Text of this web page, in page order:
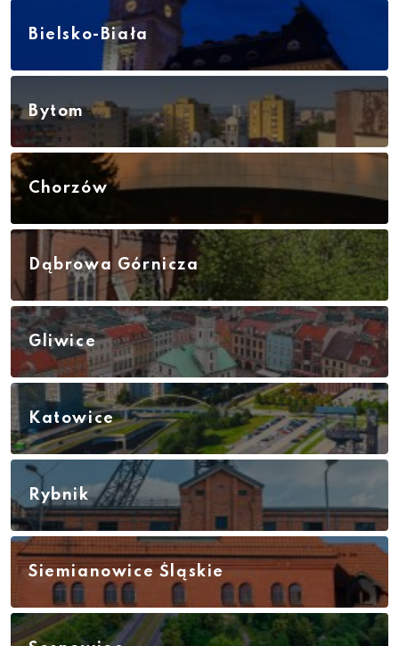
Bielsko-Biała
Bytom
Chorzów
Dąbrowa Górnicza
Gliwice
Katowice
Rybnik
Siemianowice Śląskie